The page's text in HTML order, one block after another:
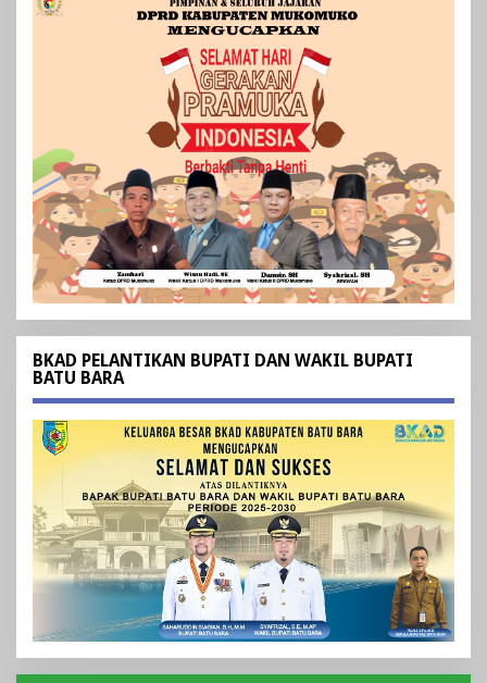
BKAD PELANTIKAN BUPATI DAN WAKIL BUPATI
BATU BARA